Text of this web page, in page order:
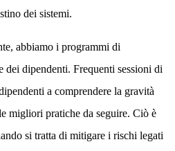
dei sistemi.
abbiamo i programmi di
dei dipendenti. Frequenti sessioni di
a comprendere la gravità
migliori pratiche da seguire. Ciò è
si tratta di mitigare i rischi legati